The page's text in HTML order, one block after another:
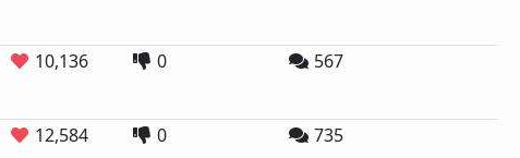
10,136 0 567
12,584 0 735